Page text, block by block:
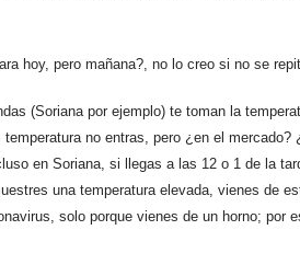
hoy, pero mañana?, no lo creo si no se
(Soriana por ejemplo) te toman la
no entras, pero ¿en el mercado?
en Soriana, si llegas a las 12 o 1 de la
una temperatura elevada, vienes de
solo porque vienes de un horno; por